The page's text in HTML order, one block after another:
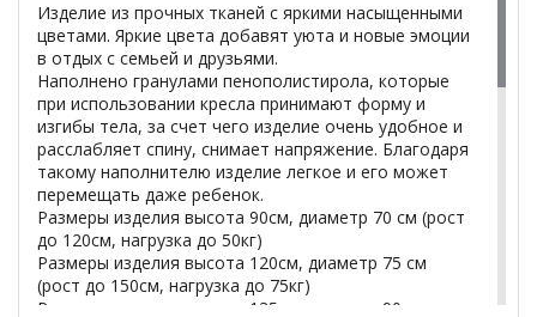
Изделие из прочных тканей с яркими насыщенными
цветами. Яркие цвета добавят уюта и новые эмоции
в отдых с семьей и друзьями.
Наполнено гранулами пенополистирола, которые
при использовании кресла принимают форму и
изгибы тела, за счет чего изделие очень удобное и
расслабляет спину, снимает напряжение. Благодаря
такому наполнителю изделие легкое и его может
перемещать даже ребенок.
Размеры изделия высота 90см, диаметр 70 см (рост
до 120см, нагрузка до 50кг)
Размеры изделия высота 120см, диаметр 75 см
(рост до 150см, нагрузка до 75кг)
Размеры изделия высота 135см, диаметр 90